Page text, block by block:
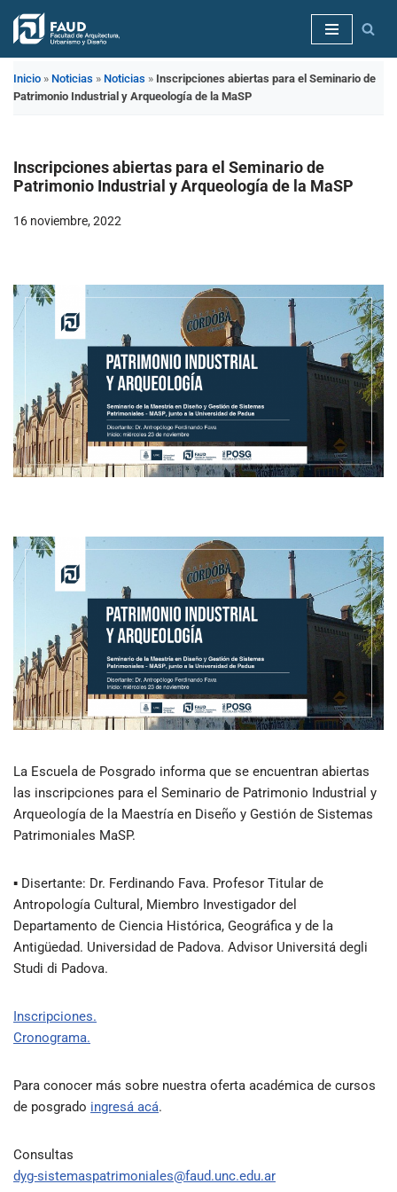
Saltar
contenido
Inicio » Noticias » Noticias » Inscripciones abiertas para el Seminario de
Patrimonio Industrial y Arqueología de la MaSP
Inscripciones abiertas para el Seminario de
Patrimonio Industrial y Arqueología de la MaSP
16 noviembre, 2022
La Escuela de Posgrado informa que se encuentran abiertas
las inscripciones para el Seminario de Patrimonio Industrial y
Arqueología de la Maestría en Diseño y Gestión de Sistemas
Patrimoniales MaSP.
▪ Disertante: Dr. Ferdinando Fava. Profesor Titular de
Antropología Cultural, Miembro Investigador del
Departamento de Ciencia Histórica, Geográfica y de la
Antigüedad. Universidad de Padova. Advisor Universitá degli
Studi di Padova.
Inscripciones.
Cronograma.
Para conocer más sobre nuestra oferta académica de cursos
de posgrado ingresá acá.
Consultas
dyg-sistemaspatrimoniales@faud.unc.edu.ar